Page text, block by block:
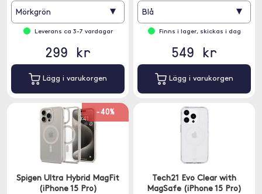
Mörkgrön ▾
Leverans ca 3-7 vardagar
299 kr
Lägg i varukorgen
Blå ▾
Finns i lager, skickas i dag
549 kr
Lägg i varukorgen
-40%
Spigen Ultra Hybrid MagFit
(iPhone 15 Pro)
Tech21 Evo Clear with
MagSafe (iPhone 15 Pro)